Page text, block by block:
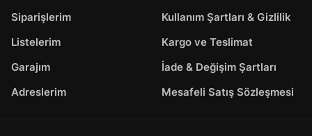
Siparişlerim
Listelerim
Garajım
Adreslerim
Kullanım Şartları & Gizlilik
Kargo ve Teslimat
İade & Değişim Şartları
Mesafeli Satış Sözleşmesi